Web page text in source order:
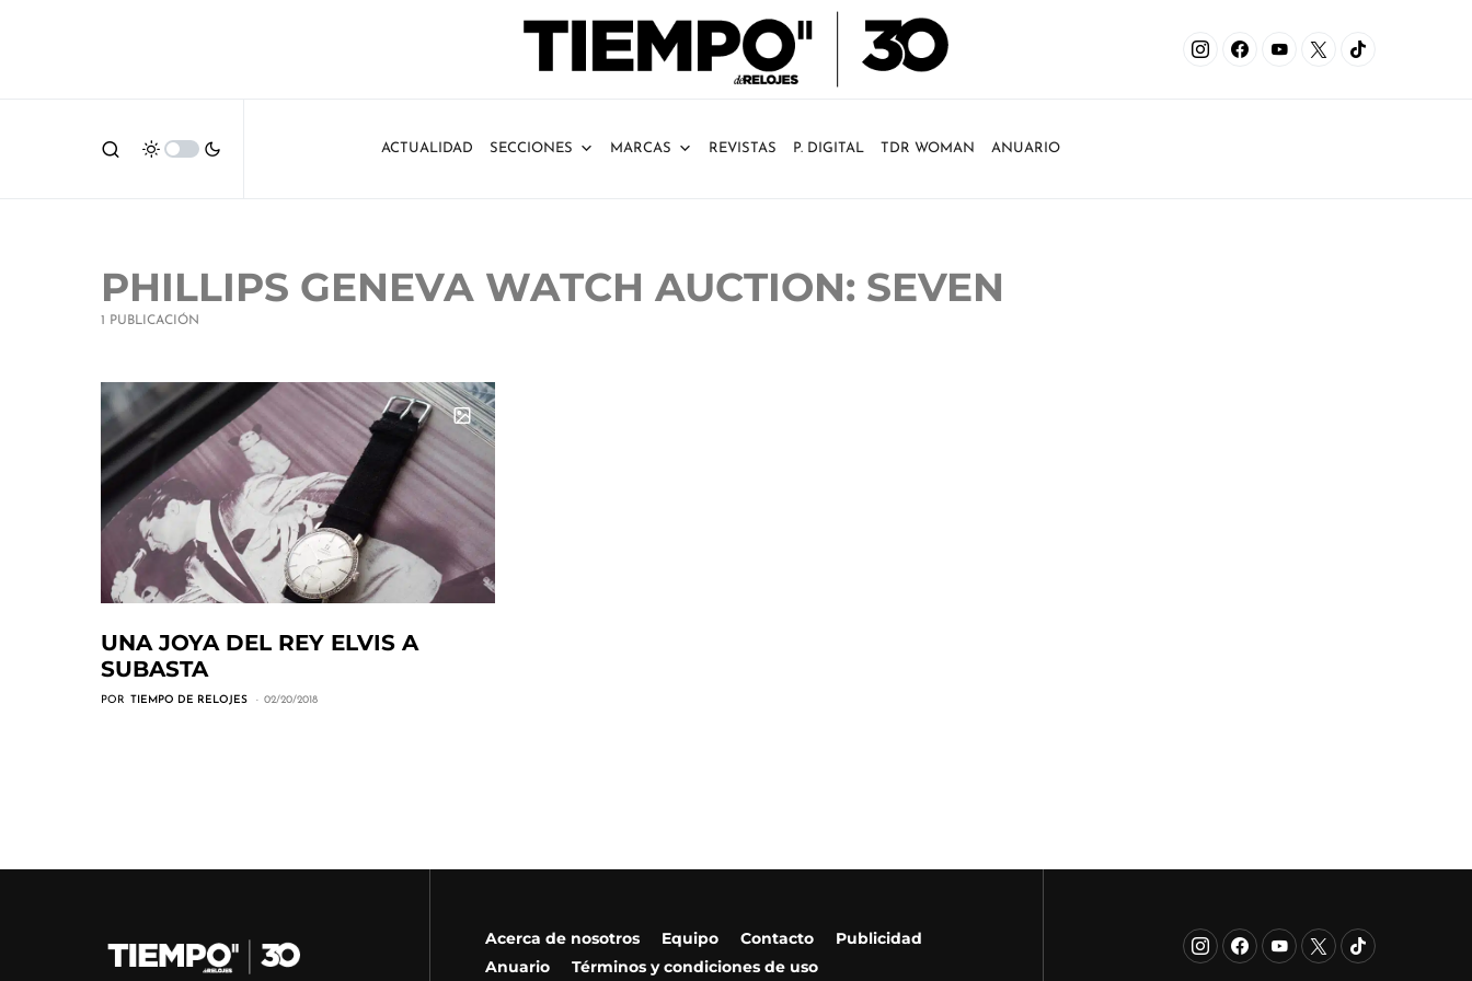
ACTUALIDAD SECCIONES MARCAS REVISTAS P. DIGITAL TDR WOMAN ANUARIO
PHILLIPS GENEVA WATCH AUCTION: SEVEN
1 PUBLICACIÓN
UNA JOYA DEL REY ELVIS A
SUBASTA
POR TIEMPO DE RELOJES 02/20/2018
Acerca de nosotros Equipo Contacto
Publicidad
Anuario
Términos y condiciones de uso